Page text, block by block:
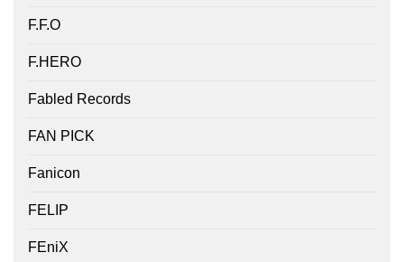
F.F.O
F.HERO
Fabled Records
FAN PICK
Fanicon
FELIP
FEniX